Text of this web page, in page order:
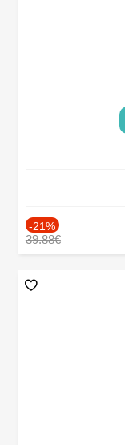
-21%
39.88€